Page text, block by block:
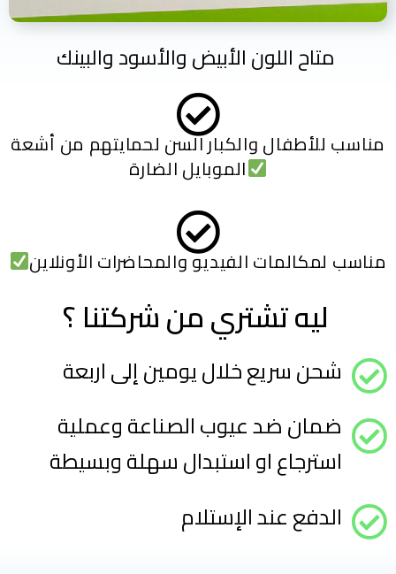
مناسب للأطفال والكبار السن لحمايتهم من أشعة
الموبايل الضارة
مناسب لمكالمات الفيديو والمحاضرات الأونلاين
شحن سريع خلال يومين إلى اربعة
ضمان ضد عيوب الصناعة وعملية
استرجاع او استبدال سهلة وبسيطة
الدفع عند الإستلام